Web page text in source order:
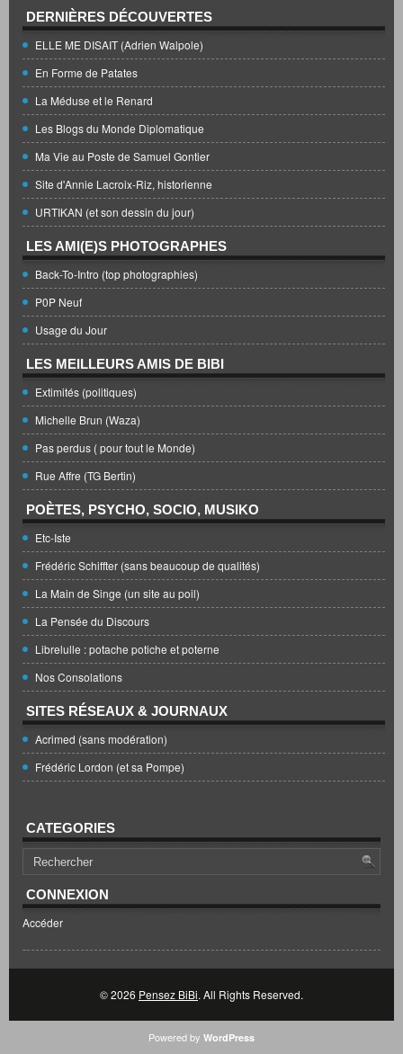
DERNIÈRES DÉCOUVERTES
ELLE ME DISAIT (Adrien Walpole)
En Forme de Patates
La Méduse et le Renard
Les Blogs du Monde Diplomatique
Ma Vie au Poste de Samuel Gontier
Site d'Annie Lacroix-Riz, historienne
URTIKAN (et son dessin du jour)
LES AMI(E)S PHOTOGRAPHES
Back-To-Intro (top photographies)
P0P Neuf
Usage du Jour
LES MEILLEURS AMIS DE BIBI
Extimités (politiques)
Michelle Brun (Waza)
Pas perdus ( pour tout le Monde)
Rue Affre (TG Bertin)
POÈTES, PSYCHO, SOCIO, MUSIKO
Etc-Iste
Frédéric Schiffter (sans beaucoup de qualités)
La Main de Singe (un site au poil)
La Pensée du Discours
Librelulle : potache potiche et poterne
Nos Consolations
SITES RÉSEAUX & JOURNAUX
Acrimed (sans modération)
Frédéric Lordon (et sa Pompe)
CATEGORIES
CONNEXION
Accéder
© 2026 Pensez BiBi. All Rights Reserved.
Powered by WordPress